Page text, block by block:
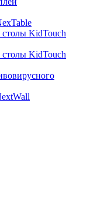
столы KidTouch
столы KidTouch